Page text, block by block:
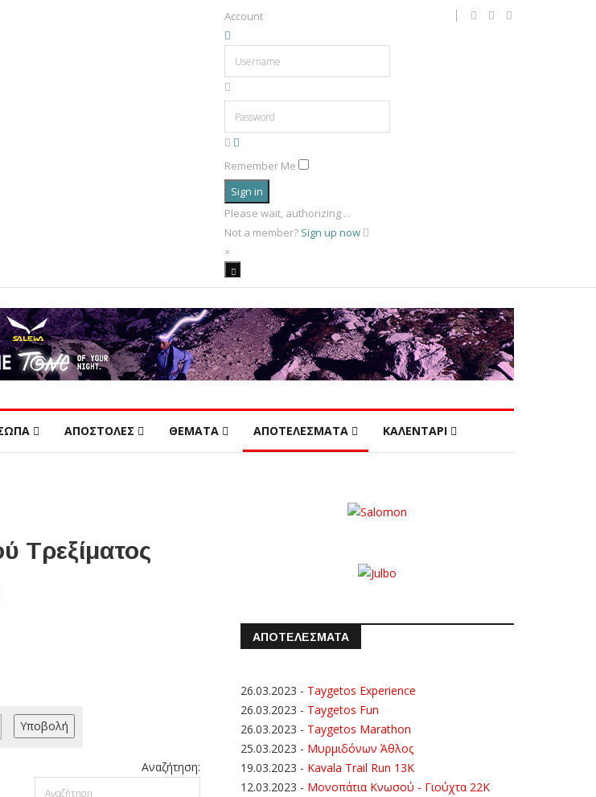
Account
Remember Me
Sign in
Please wait, authorizing ...
Not a member? Sign up now
×
ΑΠΟΣΤΟΛΕΣ ΘΕΜΑΤΑ ΑΠΟΤΕΛΕΣΜΑΤΑ ΚΑΛΕΝΤΑΡΙ
Τρεξίματος
Αναζήτηση:
ΑΠΟΤΕΛΕΣΜΑΤΑ
26.03.2023 - Taygetos Experience
26.03.2023 - Taygetos Fun
26.03.2023 - Taygetos Marathon
25.03.2023 - Μυρμιδόνων Άθλος
19.03.2023 - Kavala Trail Run 13K
12.03.2023 - Μονοπάτια Κνωσού - Γιούχτα 22Κ